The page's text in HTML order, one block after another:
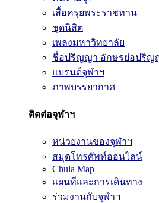
เสื้อครุยพระราชทาน
ชุดนิสิต
เพลงมหาวิทยาลัย
ชื่อปริญญา อักษรย่อปริญ
แบรนด์จุฬาฯ
ภาพบรรยากาศ
ติดต่อจุฬาฯ
หน่วยงานของจุฬาฯ
สมุดโทรศัพท์ออนไลน์
Chula Map
แผนที่และการเดินทาง
ร่วมงานกับจุฬาฯ